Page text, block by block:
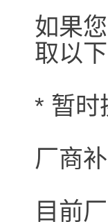
如果
取以
* 暂时
厂商补
目前